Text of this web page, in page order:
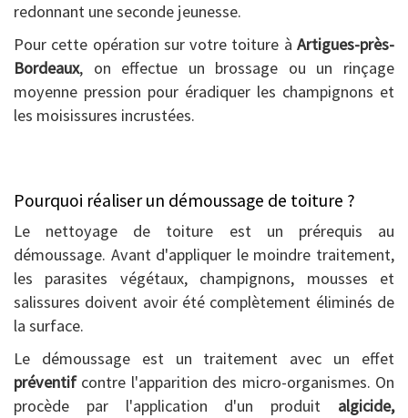
redonnant une seconde jeunesse.
Pour cette opération sur votre toiture à Artigues-près-
Bordeaux, on effectue un brossage ou un rinçage
moyenne pression pour éradiquer les champignons et
les moisissures incrustées.
Pourquoi réaliser un démoussage de toiture ?
Le nettoyage de toiture est un prérequis au
démoussage. Avant d'appliquer le moindre traitement,
les parasites végétaux, champignons, mousses et
salissures doivent avoir été complètement éliminés de
la surface.
Le démoussage est un traitement avec un effet
préventifcontre l'apparition des micro-organismes. On
procède par l'application d'un produit algicide,